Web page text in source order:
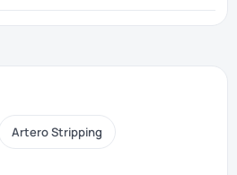
Artero Stripping